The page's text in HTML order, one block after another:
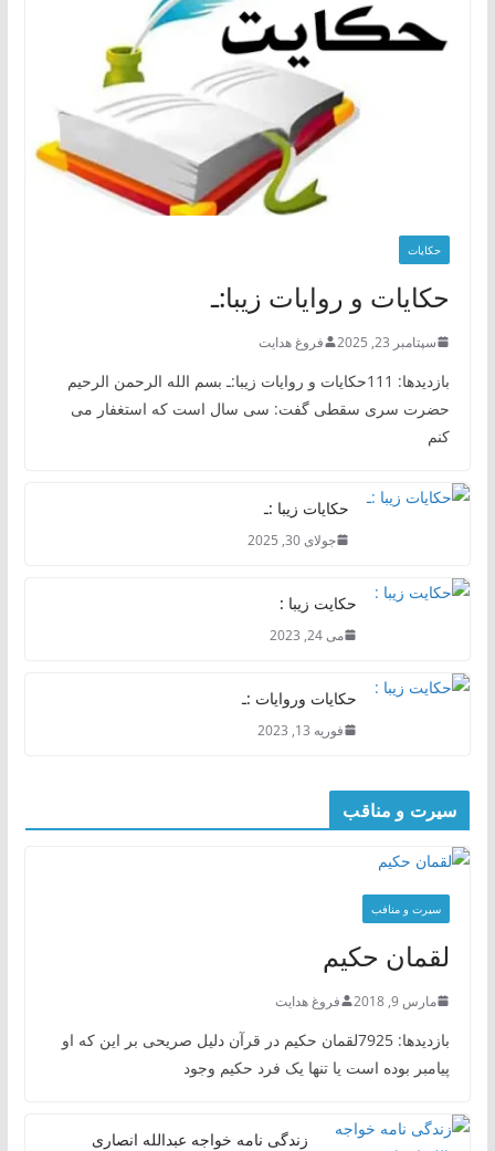
حکایات
حکایات و روایات زیبا:ـ
سپتامبر 23, 2025 فروغ هدایت
بازدیدها: 111حکایات و روایات زیبا:ـ بسم الله الرحمن الرحیم
حضرت سری سقطی گفت: سی سال است که استغفار می
کنم
حکایات زیبا :ـ
جولای 30, 2025
حکایت زیبا :
می 24, 2023
حکایات وروایات :ـ
فوریه 13, 2023
سیرت و مناقب
سیرت و منافب
لقمان حکیم
مارس 9, 2018 فروغ هدایت
بازدیدها: 7925لقمان حکیم در قرآن دلیل صریحی بر این که او
پیامبر بوده است یا تنها یک فرد حکیم وجود
زندگی نامه خواجه عبدالله انصاری